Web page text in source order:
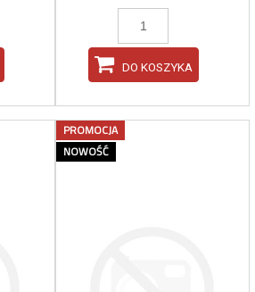
DO KOSZYKA
PROMOCJA
NOWOŚĆ